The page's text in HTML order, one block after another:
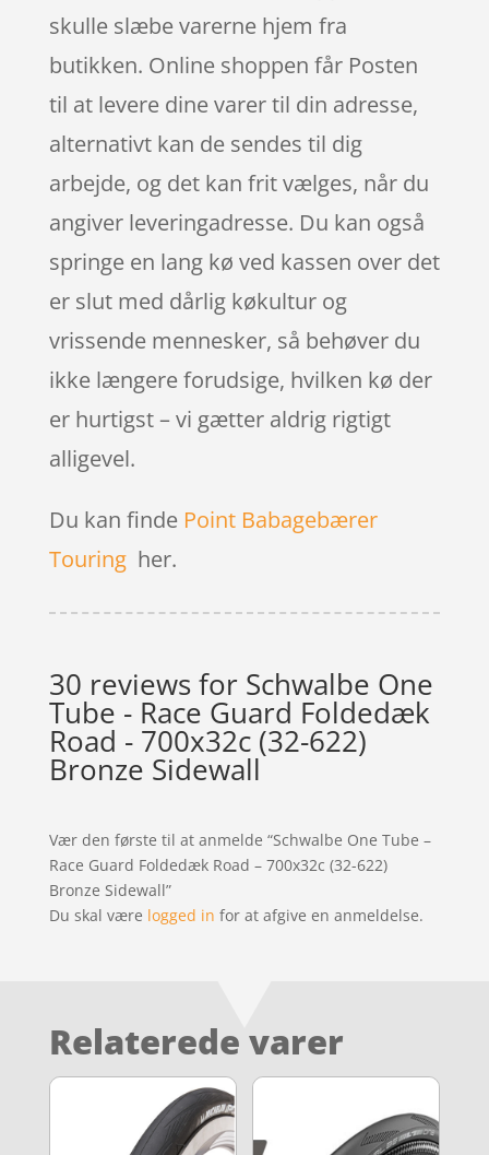
skulle slæbe varerne hjem fra
butikken. Online shoppen får Posten
til at levere dine varer til din adresse,
alternativt kan de sendes til dig
arbejde, og det kan frit vælges, når du
angiver leveringadresse. Du kan også
springe en lang kø ved kassen over det
er slut med dårlig køkultur og
vrissende mennesker, så behøver du
ikke længere forudsige, hvilken kø der
er hurtigst – vi gætter aldrig rigtigt
alligevel.
Du kan finde Point Babagebærer
Touringher.
30 reviews for Schwalbe One
Tube - Race Guard Foldedæk
Road - 700x32c (32-622)
Bronze Sidewall
Vær den første til at anmelde “Schwalbe One Tube –
Race Guard Foldedæk Road – 700x32c (32-622)
Bronze Sidewall”
Du skal være logged in for at afgive en anmeldelse.
Relaterede varer